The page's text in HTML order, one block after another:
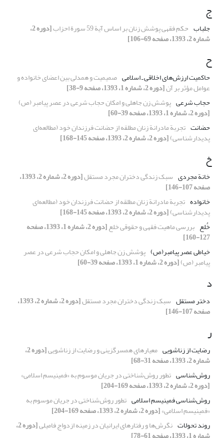
ج
جلباب حکم فقهی پوشش زنان بر اساس آیة 59 سورة احزاب [دوره 2،
شماره 2، 1393، صفحه 69-106]
ح
حاکمیت ارزش‌های اخلاقی ـ اسلامی صمیمیت و همدلی بین اعضای خانواده و
عوامل مؤثر بر آن[دوره 2، شماره 1، 1393، صفحه 9-38]
حجاب شرعی پوشش زن جاهلی و امکان حجاب شرعی در عصر پیامبر (ص)
[دوره 2، شماره 1، 1393، صفحه 39-60]
حضانت تجربة مادرانة زنان مطلقه از حضانت فرزندان خود (مطالعه‌ای
پدیدارشناسی)[دوره 2، شماره 2، 1393، صفحه 145-168]
خ
خانة مجردی سبک زندگی دختران مجرد مستقل [دوره 2، شماره 2، 1393،
صفحه 107-146]
خانواده تجربة مادرانة زنان مطلقه از حضانت فرزندان خود (مطالعه‌ای
پدیدارشناسی)[دوره 2، شماره 2، 1393، صفحه 145-168]
خُلع بررسی ماهیت فقهی و حقوقی خلع [دوره 2، شماره 1، 1393، صفحه
127-160]
خیاطی عصر پیامبر(ص) پوشش زن جاهلی و امکان حجاب شرعی در عصر
پیامبر (ص)[دوره 2، شماره 1، 1393، صفحه 39-60]
د
دختر مستقل سبک زندگی دختران مجرد مستقل [دوره 2، شماره 2، 1393،
صفحه 107-146]
ر
رضایت از زناشویی معیارهای همسرگزینی و رضایت از زناشویی [دوره 2،
شماره 2، 1393، صفحه 31-68]
روش‌شناسی تطور روش‌شناختی در جریان موسوم به «فمینیسم اسلامی»
[دوره 2، شماره 2، 1393، صفحه 169-204]
روش‌شناسی فمینیسم اسلامی تطور روش‌شناختی در جریان موسوم به
«فمینیسم اسلامی»[دوره 2، شماره 2، 1393، صفحه 169-204]
روند تحولات نگرش‌ها و رفتارهای ایرانیان در زمینه ازدواج فامیلی [دوره 2،